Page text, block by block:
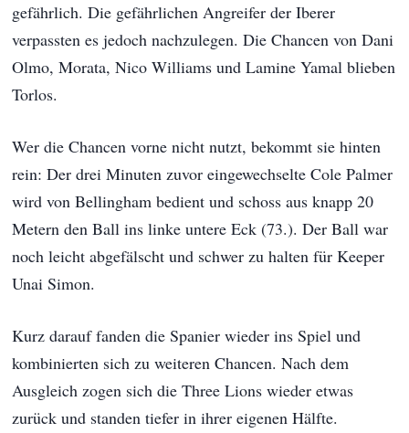
gefährlich. Die gefährlichen Angreifer der Iberer
verpassten es jedoch nachzulegen. Die Chancen von Dani
Olmo, Morata, Nico Williams und Lamine Yamal blieben
Torlos.
Wer die Chancen vorne nicht nutzt, bekommt sie hinten
rein: Der drei Minuten zuvor eingewechselte Cole Palmer
wird von Bellingham bedient und schoss aus knapp 20
Metern den Ball ins linke untere Eck (73.). Der Ball war
noch leicht abgefälscht und schwer zu halten für Keeper
Unai Simon.
Kurz darauf fanden die Spanier wieder ins Spiel und
kombinierten sich zu weiteren Chancen. Nach dem
Ausgleich zogen sich die Three Lions wieder etwas
zurück und standen tiefer in ihrer eigenen Hälfte.